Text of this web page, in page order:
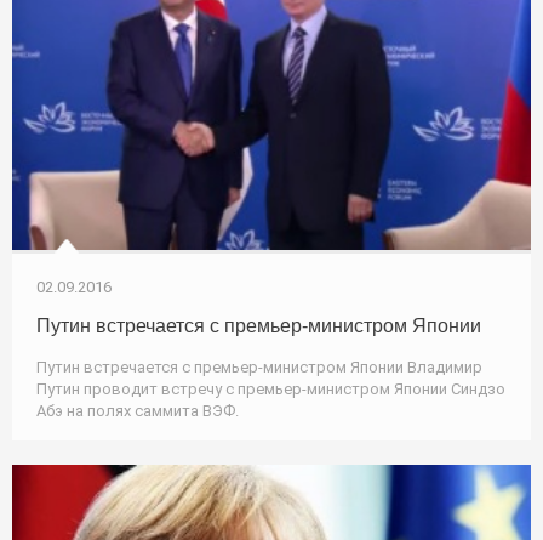
02.09.2016
Путин встречается с премьер-министром Японии
Путин встречается с премьер-министром Японии Владимир
Путин проводит встречу с премьер-министром Японии Синдзо
Абэ на полях саммита ВЭФ.